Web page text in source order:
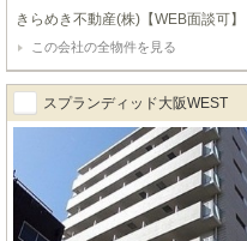
21分- 賃貸中のため即収益化可能-
の静かな住宅街に立地
きらめき不動産(株)【WEB面談可】
この会社の全物件を見る
スプランディッド大阪WEST